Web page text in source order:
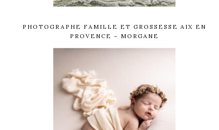
PHOTOGRAPHE FAMILLE ET GROSSESSE AIX EN
PROVENCE – MORGANE